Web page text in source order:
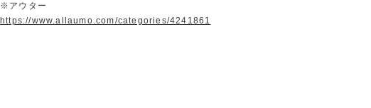
※アウター
https://www.allaumo.com/categories/4241861